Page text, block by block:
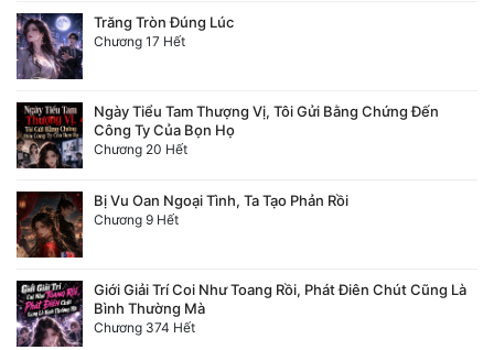
Võ Hiệp
Võng Du
Xuyên Không
Xuyên Nhanh
Xuyên Thư
Đô Thị
Trăng Tròn Đúng Lúc
Chương 17 Hết
Ngày Tiểu Tam Thượng Vị, Tôi Gửi Bằng Chứng Đến
Công Ty Của Bọn Họ
Chương 20 Hết
Bị Vu Oan Ngoại Tình, Ta Tạo Phản Rồi
Chương 9 Hết
Giới Giải Trí Coi Như Toang Rồi, Phát Điên Chút Cũng Là
Bình Thường Mà
Chương 374 Hết